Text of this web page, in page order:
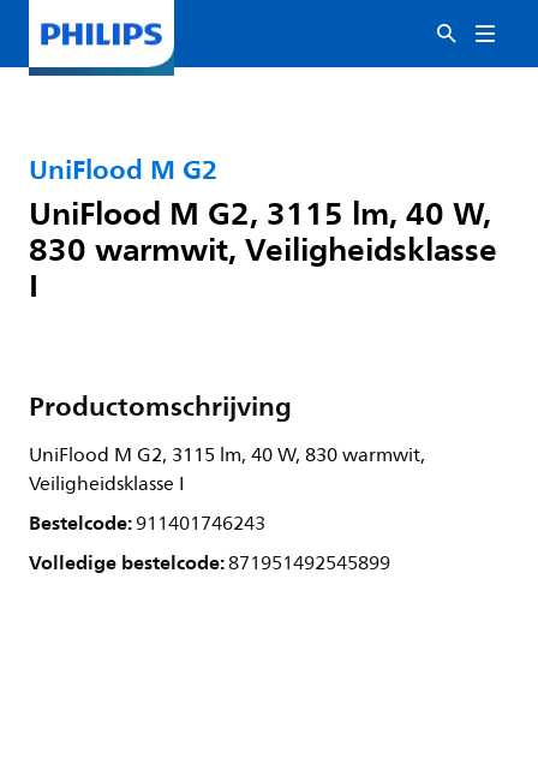
UniFlood M G2
UniFlood M G2, 3115 lm, 40 W,
830 warmwit, Veiligheidsklasse
I
Productomschrijving
UniFlood M G2, 3115 lm, 40 W, 830 warmwit,
Veiligheidsklasse I
Bestelcode:911401746243
Volledige bestelcode:871951492545899